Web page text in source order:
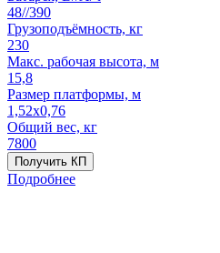
48//390
Грузоподъёмность, кг
230
Макс. рабочая высота, м
15,8
Размер платформы, м
1,52x0,76
Общий вес, кг
7800
Получить КП
Подробнее